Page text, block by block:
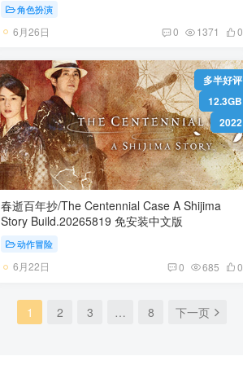
角色扮演
6月26日 0 1371 0
多半好评
12.3GB
2022
春逝百年抄/The Centennial Case A Shijima
Story Build.20265819 免安装中文版
动作冒险
6月22日 0 685 0
1 2 3 … 8 下一页